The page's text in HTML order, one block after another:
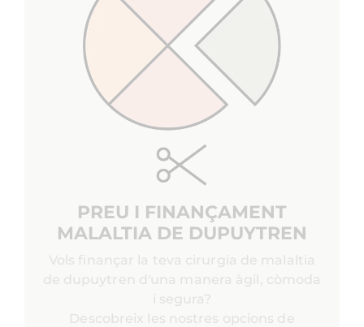
PREU I FINANÇAMENT
MALALTIA DE DUPUYTREN
Vols finançar la teva cirurgia de malaltia
de dupuytren d'una manera àgil, còmoda
i segura?
Descobreix les nostres opcions de